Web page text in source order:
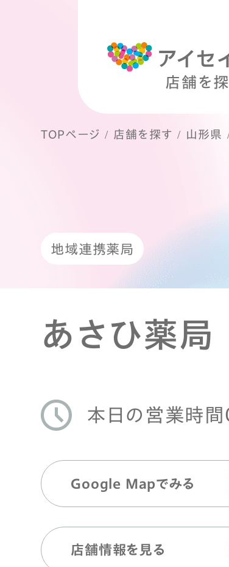
店舗を
TOPページ 店舗を探す 山形県
地域連携薬局
あさひ薬局
本日の営業時間
Google Mapでみる
店舗情報を⾒る